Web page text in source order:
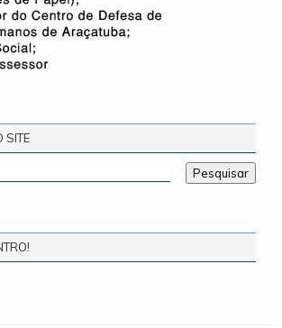
SITE